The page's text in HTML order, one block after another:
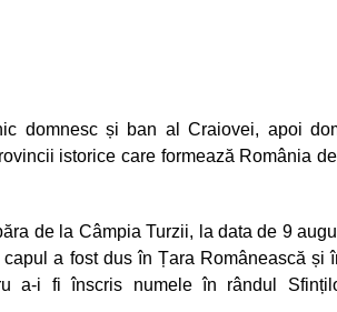
domnesc și ban al Craiovei, apoi
istorice care formează România
de la Câmpia Turzii, la data de 9
a fost dus în Țara Românească și
a-i fi înscris numele în rândul